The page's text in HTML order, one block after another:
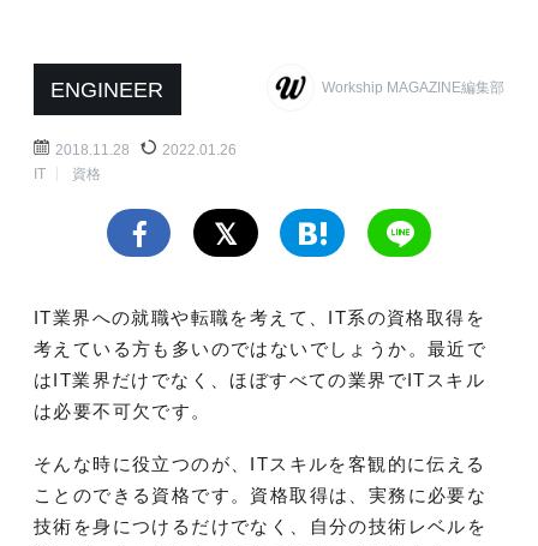
ENGINEER Workship MAGAZINE編集部
2018.11.28
2022.01.26
IT
資格
IT業界への就職や転職を考えて、IT系の資格取得を
考えている方も多いのではないでしょうか。最近で
はIT業界だけでなく、ほぼすべての業界でITスキル
は必要不可欠です。
そんな時に役立つのが、ITスキルを客観的に伝える
ことのできる資格です。資格取得は、実務に必要な
技術を身につけるだけでなく、自分の技術レベルを